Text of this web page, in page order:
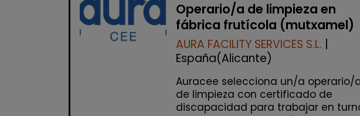
Operario/a de limpieza en
fábrica frutícola (mutxamel)
AURA FACILITY SERVICES S.L.
España(Alicante)
Auracee selecciona un/a operario/
de limpieza con certificado de
discapacidad para trabajar en